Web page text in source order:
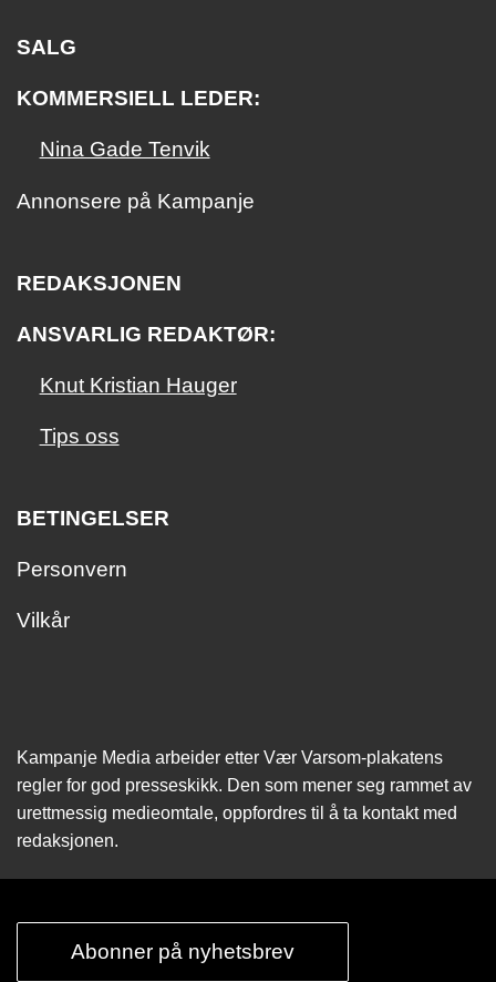
SALG
KOMMERSIELL LEDER:
Nina Gade Tenvik
Annonsere på Kampanje
REDAKSJONEN
ANSVARLIG REDAKTØR:
Knut Kristian Hauger
Tips oss
BETINGELSER
Personvern
Vilkår
Kampanje Media arbeider etter Vær Varsom-plakatens
regler for god presseskikk. Den som mener seg rammet av
urettmessig medie­omtale, oppfordres til å ta kontakt med
redaksjonen.
Abonner på nyhetsbrev